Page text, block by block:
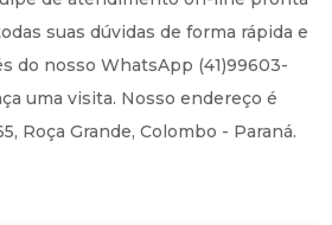
suas dúvidas de forma rápida e
do nosso WhatsApp (41)99603-
uma visita. Nosso endereço é
Roça Grande, Colombo - Paraná.